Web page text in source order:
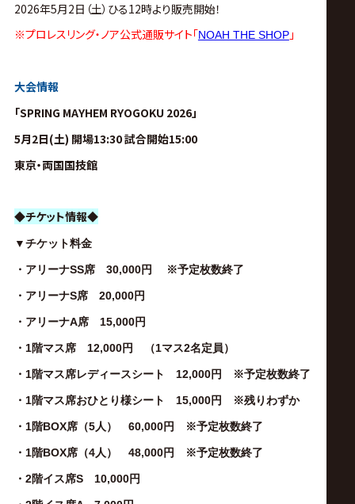
2026年5月2日（土）ひる12時より販売開始！
※プロレスリング・ノア公式通販サイト「NOAH THE SHOP」
大会情報
「SPRING MAYHEM RYOGOKU 2026」
5月2日(土) 開場13:30 試合開始15:00
東京・両国国技館
◆チケット情報◆
▼チケット料金
・アリーナSS席 30,000円 ※予定枚数終了
・アリーナS席 20,000円
・アリーナA席 15,000円
・1階マス席 12,000円 （1マス2名定員）
・1階マス席レディースシート 12,000円 ※予定枚数終了
・1階マス席おひとり様シート 15,000円 ※残りわずか
・1階BOX席（5人） 60,000円 ※予定枚数終了
・1階BOX席（4人） 48,000円 ※予定枚数終了
・2階イス席S 10,000円